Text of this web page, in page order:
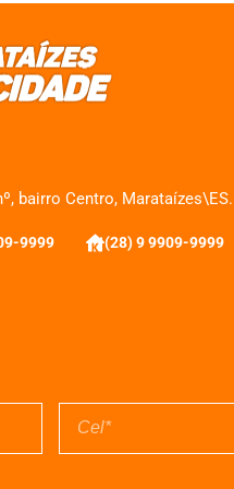
bairro Centro, Marataízes\ES.
9999 (28) 9 9909-9999